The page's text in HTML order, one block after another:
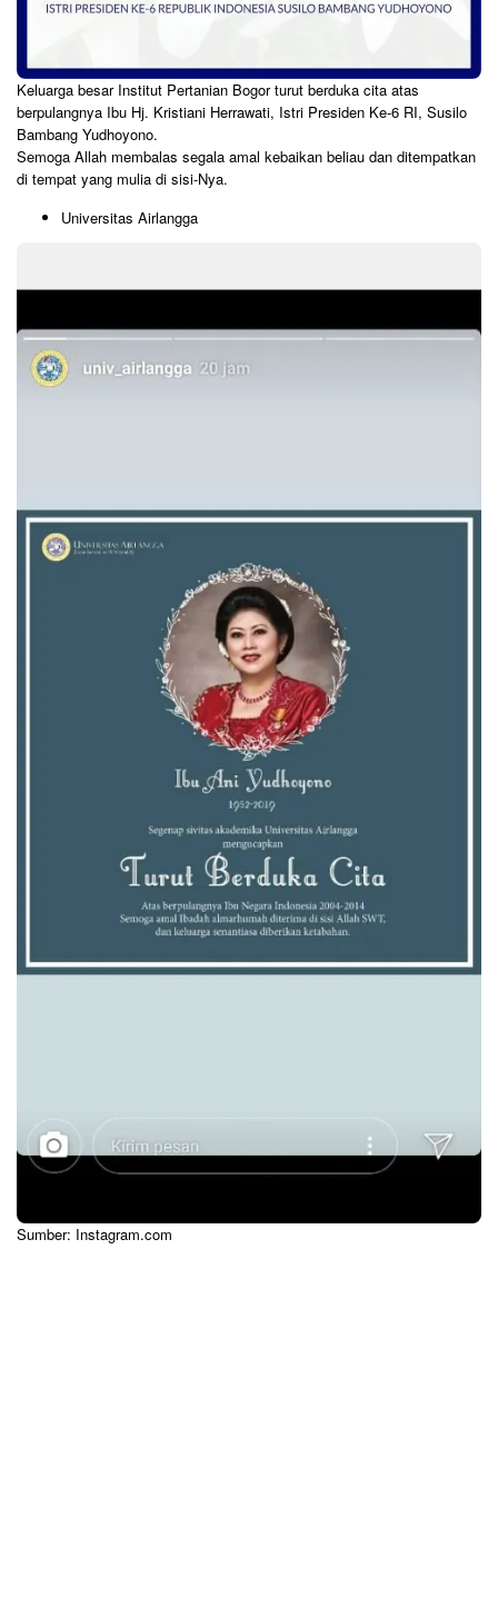
Keluarga besar Institut Pertanian Bogor turut berduka cita atas
berpulangnya Ibu Hj. Kristiani Herrawati, Istri Presiden Ke-6 RI, Susilo
Bambang Yudhoyono.
Semoga Allah membalas segala amal kebaikan beliau dan ditempatkan
di tempat yang mulia di sisi-Nya.
Universitas Airlangga
Sumber: Instagram.com